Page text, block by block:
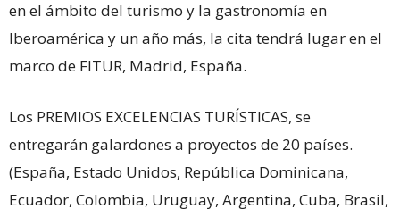
en el ámbito del turismo y la gastronomía en
Iberoamérica y un año más, la cita tendrá lugar en el
marco de FITUR, Madrid, España.
Los PREMIOS EXCELENCIAS TURÍSTICAS, se
entregarán galardones a proyectos de 20 países.
(España, Estado Unidos, República Dominicana,
Ecuador, Colombia, Uruguay, Argentina, Cuba, Brasil,